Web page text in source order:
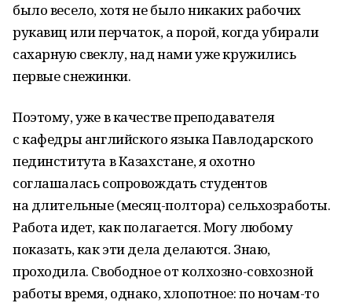
было весело, хотя не было никаких рабочих
рукавиц или перчаток, а порой, когда убирали
сахарную свеклу, над нами уже кружились
первые снежинки.
Поэтому, уже в качестве преподавателя
с кафедры английского языка Павлодарского
пединститута в Казахстане, я охотно
соглашалась сопровождать студентов
на длительные (месяц-полтора) сельхозработы.
Работа идет, как полагается. Могу любому
показать, как эти дела делаются. Знаю,
проходила. Свободное от колхозно-совхозной
работы время, однако, хлопотное: по ночам-то